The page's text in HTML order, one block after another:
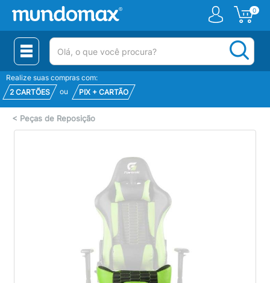
0
(pesquisar)
Realize suas compras com:
2 CARTÕES
ou PIX + CARTÃO
< Peças de Reposição